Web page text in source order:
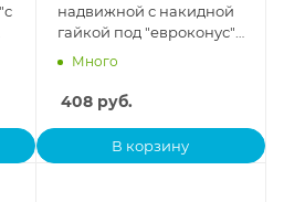
надвижной с накидной
гайкой под "евроконус"
3/4" х 16 (2,2) мм VALTEC
Много
408руб.
В корзину